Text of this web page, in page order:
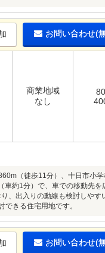
お問い合わせ(
商業地域
なし
（徒歩11分）、十日市小学
車約1分）で、車での移動先を
、出入りの動線も検討しやす
きる住宅用地です。
お問い合わせ(